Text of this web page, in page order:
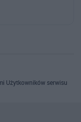
Użytkowników serwisu